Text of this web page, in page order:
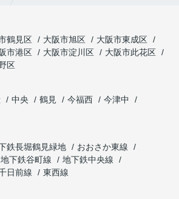
鶴見区 大阪市旭区
大阪市東成区
市港区 大阪市淀川区
大阪市此花区
区
中央 鶴見 今福西
今津中
鉄長堀鶴見緑地
おおさか東線
地下鉄谷町線
地下鉄中央線
日前線
東西線